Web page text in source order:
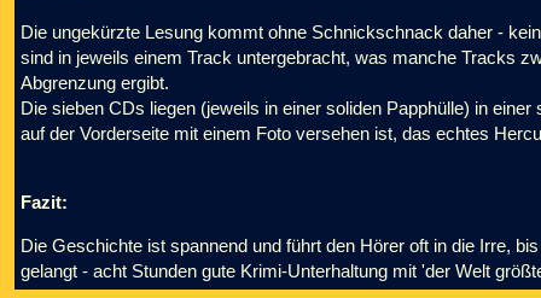
Die ungekürzte Lesung kommt ohne Schnickschnack daher -
sind in jeweils einem Track untergebracht, was manche Tracks
Abgrenzung ergibt.
Die sieben CDs liegen (jeweils in einer soliden Papphülle) in
auf der Vorderseite mit einem Foto versehen ist, das echtes
Fazit:
Die Geschichte ist spannend und führt den Hörer oft in die Irre,
gelangt - acht Stunden gute Krimi-Unterhaltung mit 'der Welt